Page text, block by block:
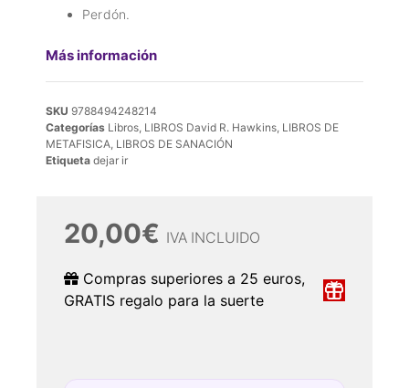
Perdón.
Más información
SKU 9788494248214
Categorías Libros, LIBROS David R. Hawkins, LIBROS DE
METAFISICA, LIBROS DE SANACIÓN
Etiqueta dejar ir
20,00€ IVA INCLUIDO
Compras superiores a 25 euros,
GRATIS regalo para la suerte